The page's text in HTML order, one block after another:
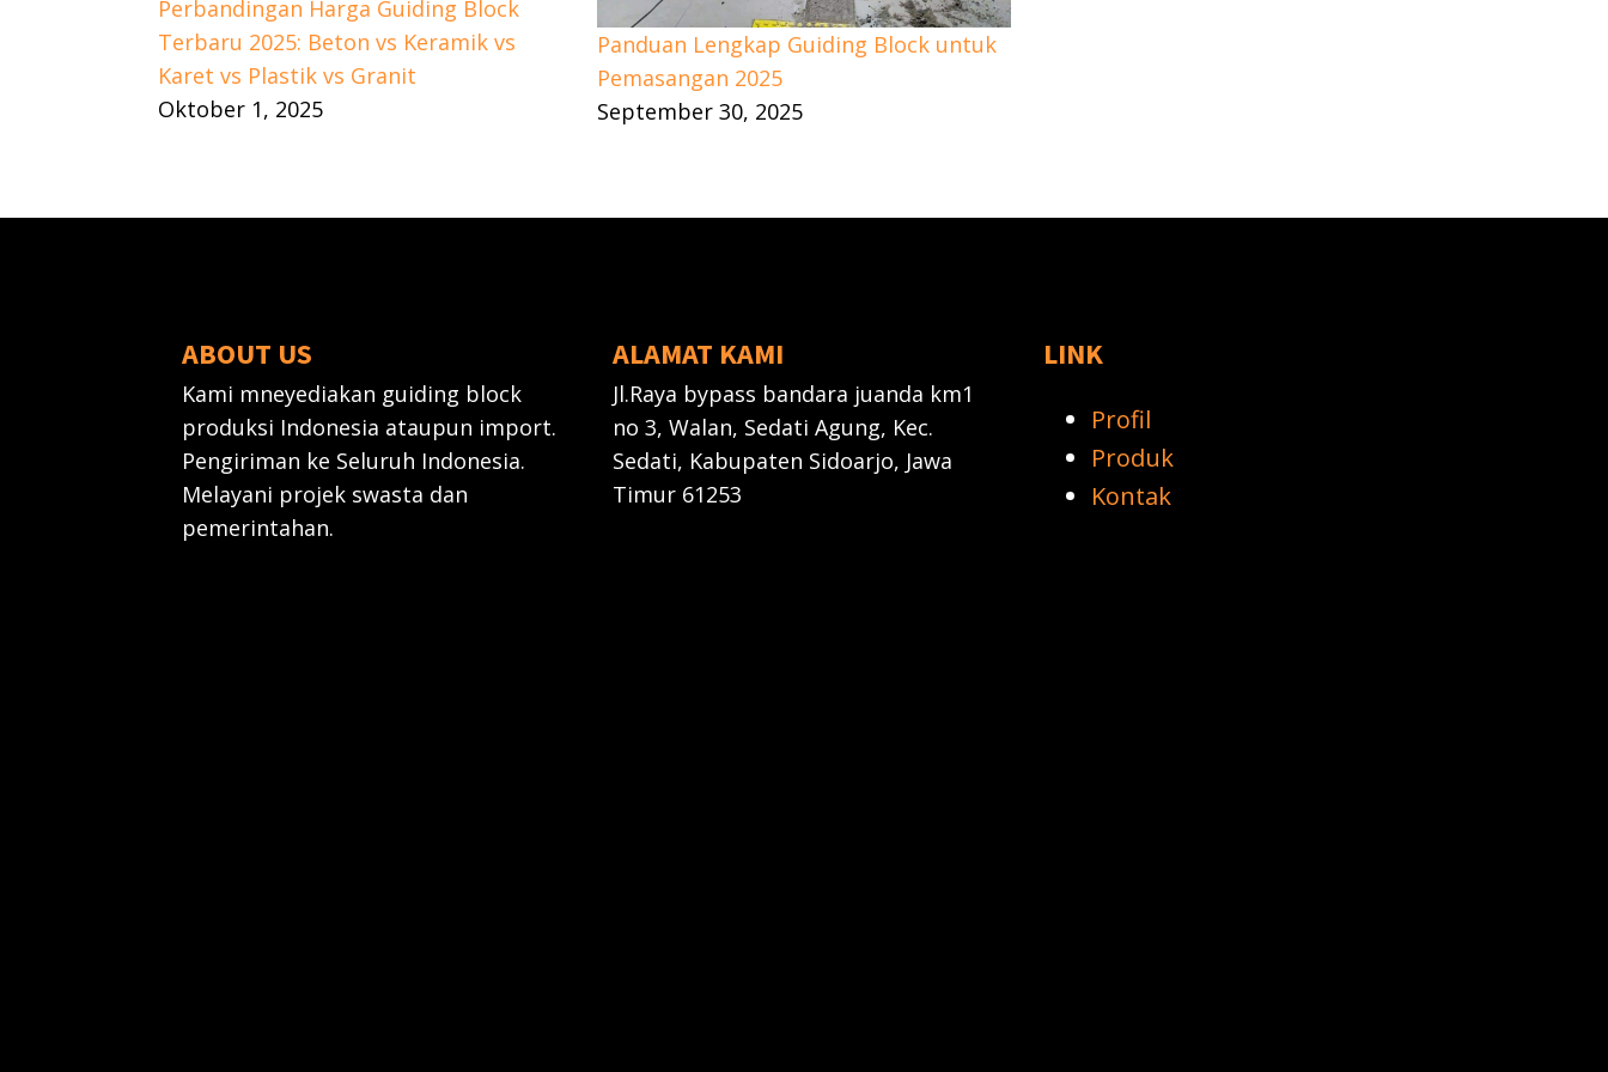
Perbandingan Harga Guiding Block
Terbaru 2025: Beton vs Keramik vs
Karet vs Plastik vs Granit
Oktober 1, 2025
Panduan Lengkap Guiding Block untuk
Pemasangan 2025
September 30, 2025
ABOUT US
Kami mneyediakan guiding block
produksi Indonesia ataupun import.
Pengiriman ke Seluruh Indonesia.
Melayani projek swasta dan
pemerintahan.
ALAMAT KAMI
Jl.Raya bypass bandara juanda km1
no 3, Walan, Sedati Agung, Kec.
Sedati, Kabupaten Sidoarjo, Jawa
Timur 61253
LINK
Profil
Produk
Kontak